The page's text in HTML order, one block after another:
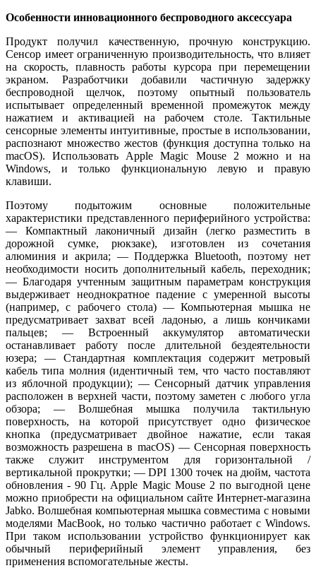
Особенности инновационного беспроводного аксессуара
Продукт получил качественную, прочную конструкцию.
Сенсор имеет ограниченную производительность, что влияет
на скорость, плавность работы курсора при перемещении
экраном. Разработчики добавили частичную задержку
беспроводной щелчок, поэтому опытный пользователь
испытывает определенный временной промежуток между
нажатием и активацией на рабочем столе. Тактильные
сенсорные элементы интуитивные, простые в использовании,
распознают множество жестов (функция доступна только на
macOS). Использовать Apple Magic Mouse 2 можно и на
Windows, и только функциональную левую и правую
клавиши.
Поэтому подытожим основные положительные
характеристики представленного периферийного устройства:
— Компактный лаконичный дизайн (легко разместить в
дорожной сумке, рюкзаке), изготовлен из сочетания
алюминия и акрила; — Поддержка Bluetooth, поэтому нет
необходимости носить дополнительный кабель, переходник;
— Благодаря учтенным защитным параметрам конструкция
выдерживает неоднократное падение с умеренной высоты
(например, с рабочего стола) — Компьютерная мышка не
предусматривает захват всей ладонью, а лишь кончиками
пальцев; — Встроенный аккумулятор автоматически
останавливает работу после длительной бездеятельности
юзера; — Стандартная комплектация содержит метровый
кабель типа молния (идентичный тем, что часто поставляют
из яблочной продукции); — Сенсорный датчик управления
расположен в верхней части, поэтому заметен с любого угла
обзора; — Волшебная мышка получила тактильную
поверхность, на которой присутствует одно физическое
кнопка (предусматривает двойное нажатие, если такая
возможность разрешена в macOS) — Сенсорная поверхность
также служит инструментом для горизонтальной /
вертикальной прокрутки; — DPI 1300 точек на дюйм, частота
обновления - 90 Гц. Apple Magic Mouse 2 по выгодной цене
можно приобрести на официальном сайте Интернет-магазина
Jabko. Волшебная компьютерная мышка совместима с новыми
моделями MacBook, но только частично работает с Windows.
При таком использовании устройство функционирует как
обычный периферийный элемент управления, без
применения вспомогательные жесты.